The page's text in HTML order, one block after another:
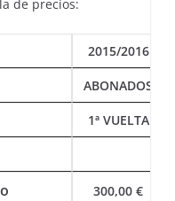
de precios:
2015/2016
ABONADOS
1ª VUELTA
300,00 €